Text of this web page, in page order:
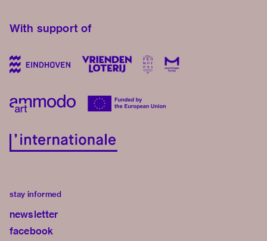
With support of
stay informed
newsletter
facebook